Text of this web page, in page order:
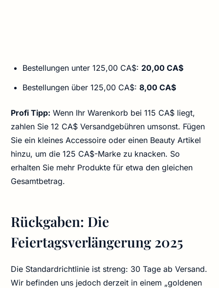
Bestellungen unter 125,00 CA$: 20,00 CA$
Bestellungen über 125,00 CA$:8,00 CA$
Profi Tipp: Wenn Ihr Warenkorb bei 115 CA$ liegt,
zahlen Sie 12 CA$ Versandgebühren umsonst. Fügen
Sie ein kleines Accessoire oder einen Beauty Artikel
hinzu, um die 125 CA$-Marke zu knacken. So
erhalten Sie mehr Produkte für etwa den gleichen
Gesamtbetrag.
Rückgaben: Die
Feiertagsverlängerung 2025
Die Standardrichtlinie ist streng: 30 Tage ab Versand.
Wir befinden uns jedoch derzeit in einem „goldenen